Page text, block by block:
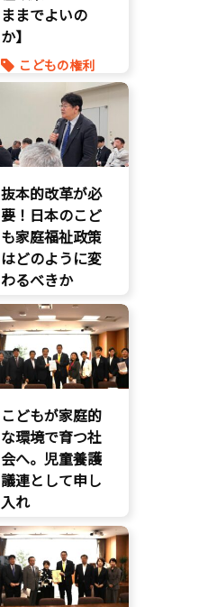
ままでよいの
か】
こどもの権利
こども政策
命を守る
養子縁組
抜本的改革が必
要！日本のこど
も家庭福祉政策
はどのように変
わるべきか
こどもの権利
こども政策
議員連盟
障がい児者支
援
養子縁組
こどもが家庭的
な環境で育つ社
会へ。児童養護
議連として申し
入れ
こども政策
児童福祉法
児童虐待対策
命を守る